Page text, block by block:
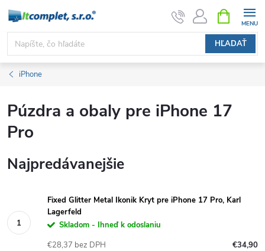
Prejsť
obsah
HĽADAŤ
KOŠÍK
iPhone
Púzdra a obaly pre iPhone 17
Pro
Najpredávanejšie
Fixed Glitter Metal Ikonik Kryt pre iPhone 17 Pro, Karl
Lagerfeld
Skladom - Ihneď k odoslaniu
€34,90
€28,37 bez DPH